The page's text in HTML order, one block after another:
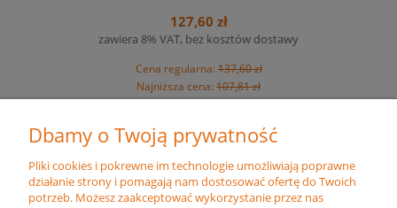
127,60 zł
zawiera 8% VAT, bez kosztów dostawy
Cena regularna:137,60 zł
Najniższa cena: 107,81 zł
Cena netto:118,15 zł
Dbamy o Twoją prywatność
Pliki cookies i pokrewne im technologie umożliwiają poprawne
działanie strony i pomagają nam dostosować ofertę do Twoich
potrzeb. Możesz zaakceptować wykorzystanie przez nas